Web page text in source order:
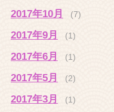
2017年10月 (7)
2017年9月 (1)
2017年6月 (1)
2017年5月 (2)
2017年3月 (1)